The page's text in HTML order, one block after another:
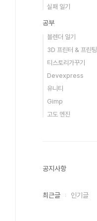
실패 일기
공부
블렌더 일기
3D 프린터 & 프린팅
티스토리가꾸기
Devexpress
유니티
Gimp
고도 엔진
공지사항
최근글 인기글